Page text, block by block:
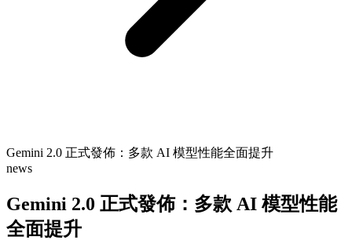
Gemini 2.0 正式發佈：多款 AI 模型性能全面提升
news
Gemini 2.0 正式發佈：多款 AI 模型性能
全面提升